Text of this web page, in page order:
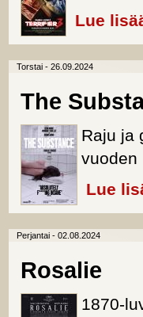
Lue
Torstai - 26.09.2024
The
Raju ja
vuoden
Lue
Perjantai - 02.08.2024
Rosalie
1870-